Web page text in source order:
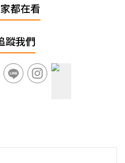
都在看
蹤我們